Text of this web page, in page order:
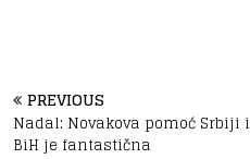
PREVIOUS
Nadal: Novakova pomoć Srbiji i
BiH je fantastična